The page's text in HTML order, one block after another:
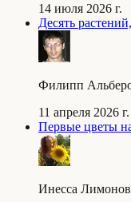
14 июля 2026 г.
Десять
Филипп
11 апреля 2026 г.
Первые цветы
Инесса